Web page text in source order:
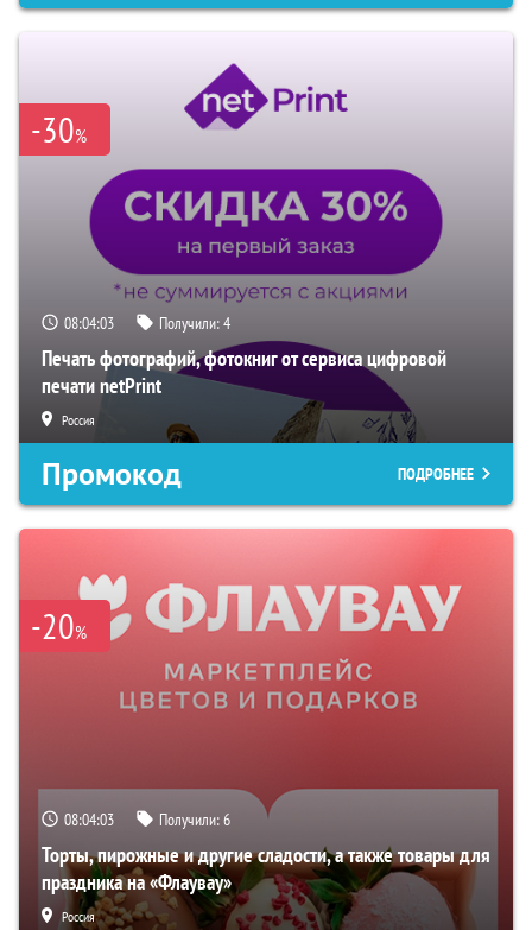
-30%
08:04:02 Получили:4
Печать фотографий, фотокниг от сервиса цифровой
печати netPrint
Россия
Промокод ПОДРОБНЕЕ
-20%
08:04:02 Получили:6
Торты, пирожные и другие сладости, а также товары для
праздника на «Флаувау»
Россия